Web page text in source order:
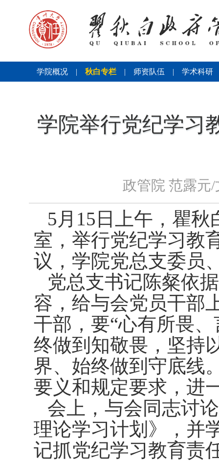
学院概况 | 秋白专栏 | 师资队伍 | 学术科研
学院举行党纪学习
政管院 范露元/
5 月 15 日上午，瞿
室，举行党纪学习教
议，学院党总支委员
党总支书记陈粲依
容，给与会党员干部
干部，要“心有所畏
终做到知敬畏，坚持
界、始终做到守底线
要义和规定要求，进
会上，与会同志讨
理论学习计划》，并
记抓党纪学习教育责